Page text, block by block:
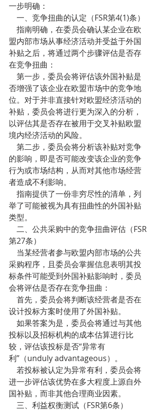
一步明确：
一、竞争扭曲的认定（FSR第4(1)条）
指南明确，在委员会确认某企业在欧
盟内部市场从事经济活动并受益于外国
补贴之后，将通过两个步骤评估是否存
在竞争扭曲：
第一步，委员会将评估该外国补贴是
否增强了该企业在欧盟市场中的竞争地
位。对于并非直接针对欧盟经济活动的
补贴，委员会将进行更为深入的分析，
以评估其是否存在被用于交叉补贴欧盟
境内经济活动的风险。
第二步，委员会将分析该补贴对竞争
的影响，即是否可能改变该企业的竞争
行为或市场结构，从而对其他市场经营
者造成不利影响。
指南提供了一份非穷尽性的清单，列
举了可能被视为具有扭曲性的外国补贴
类型。
二、公共采购中的竞争扭曲评估（FSR
第27条）
当某经营者参与欧盟内部市场的公共
采购程序，且委员会掌握信息表明其投
标条件可能受到外国补贴影响时，委员
会将评估是否存在竞争扭曲：
首先，委员会将判断该经营者是否在
设计投标方案时使用了外国补贴。
如果答案为是，委员会将通过与其他
投标以及招标机构的成本估算进行比
较，评估该投标是否“异常有
利”（unduly advantageous）。
若投标被认定为异常有利，委员会将
进一步评估该优势在多大程度上源自外
国补贴，而非其他合理商业因素。
三、利益权衡测试（FSR第6条）